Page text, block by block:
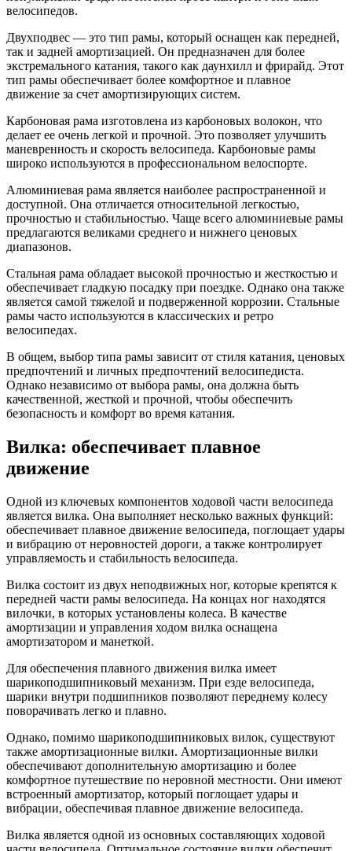
велосипедов.
Двухподвес — это тип рамы, который оснащен как передней,
так и задней амортизацией. Он предназначен для более
экстремального катания, такого как даунхилл и фрирайд. Этот
тип рамы обеспечивает более комфортное и плавное
движение за счет амортизирующих систем.
Карбоновая рама изготовлена из карбоновых волокон, что
делает ее очень легкой и прочной. Это позволяет улучшить
маневренность и скорость велосипеда. Карбоновые рамы
широко используются в профессиональном велоспорте.
Алюминиевая рама является наиболее распространенной и
доступной. Она отличается относительной легкостью,
прочностью и стабильностью. Чаще всего алюминиевые рамы
предлагаются великами среднего и нижнего ценовых
диапазонов.
Стальная рама обладает высокой прочностью и жесткостью и
обеспечивает гладкую посадку при поездке. Однако она также
является самой тяжелой и подверженной коррозии. Стальные
рамы часто используются в классических и ретро
велосипедах.
В общем, выбор типа рамы зависит от стиля катания, ценовых
предпочтений и личных предпочтений велосипедиста.
Однако независимо от выбора рамы, она должна быть
качественной, жесткой и прочной, чтобы обеспечить
безопасность и комфорт во время катания.
Вилка: обеспечивает плавное
движение
Одной из ключевых компонентов ходовой части велосипеда
является вилка. Она выполняет несколько важных функций:
обеспечивает плавное движение велосипеда, поглощает удары
и вибрацию от неровностей дороги, а также контролирует
управляемость и стабильность велосипеда.
Вилка состоит из двух неподвижных ног, которые крепятся к
передней части рамы велосипеда. На концах ног находятся
вилочки, в которых установлены колеса. В качестве
амортизации и управления ходом вилка оснащена
амортизатором и манеткой.
Для обеспечения плавного движения вилка имеет
шарикоподшипниковый механизм. При езде велосипеда,
шарики внутри подшипников позволяют переднему колесу
поворачивать легко и плавно.
Однако, помимо шарикоподшипниковых вилок, существуют
также амортизационные вилки. Амортизационные вилки
обеспечивают дополнительную амортизацию и более
комфортное путешествие по неровной местности. Они имеют
встроенный амортизатор, который поглощает удары и
вибрации, обеспечивая плавное движение велосипеда.
Вилка является одной из основных составляющих ходовой